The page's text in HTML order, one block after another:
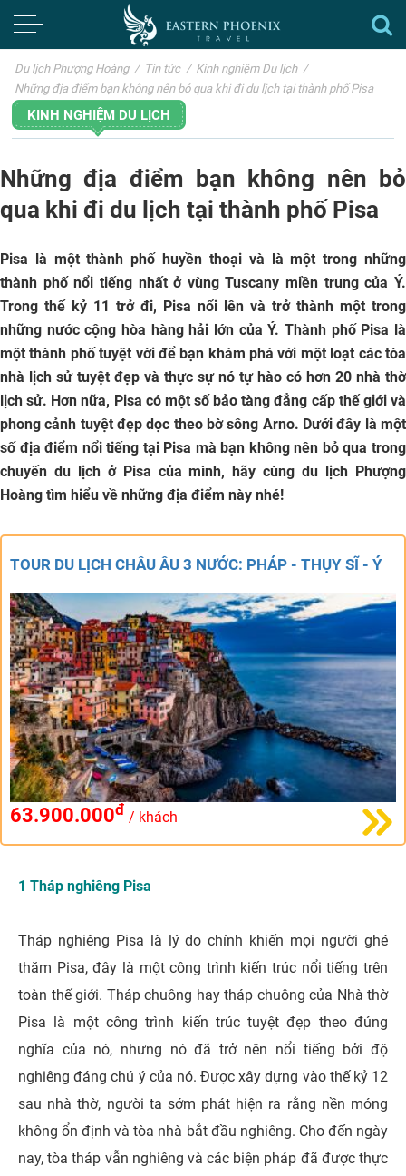
Du lịch Phượng Hoàng / Tin tức / Kinh nghiệm Du lịch /
Những địa điểm bạn không nên bỏ qua khi đi du lịch tại thành phố Pisa
KINH NGHIỆM DU LỊCH
Những địa điểm bạn không nên bỏ
qua khi đi du lịch tại thành phố Pisa
Pisa là một thành phố huyền thoại và là một trong những
thành phố nổi tiếng nhất ở vùng Tuscany miền trung của Ý.
Trong thế kỷ 11 trở đi, Pisa nổi lên và trở thành một trong
những nước cộng hòa hàng hải lớn của Ý. Thành phố Pisa là
một thành phố tuyệt vời để bạn khám phá với một loạt các tòa
nhà lịch sử tuyệt đẹp và thực sự nó tự hào có hơn 20 nhà thờ
lịch sử. Hơn nữa, Pisa có một số bảo tàng đẳng cấp thế giới và
phong cảnh tuyệt đẹp dọc theo bờ sông Arno. Dưới đây là một
số địa điểm nổi tiếng tại Pisa mà bạn không nên bỏ qua trong
chuyến du lịch ở Pisa của mình, hãy cùng du lịch Phượng
Hoàng tìm hiểu về những địa điểm này nhé!
TOUR DU LỊCH CHÂU ÂU 3 NƯỚC: PHÁP - THỤY SĨ - Ý
63.900.000đ / khách
1 Tháp nghiêng Pisa
Tháp nghiêng Pisa là lý do chính khiến mọi người ghé
thăm Pisa, đây là một công trình kiến ​​trúc nổi tiếng trên
toàn thế giới. Tháp chuông hay tháp chuông của Nhà thờ
Pisa là một công trình kiến ​​trúc tuyệt đẹp theo đúng
nghĩa của nó, nhưng nó đã trở nên nổi tiếng bởi độ
nghiêng đáng chú ý của nó. Được xây dựng vào thế kỷ 12
sau nhà thờ, người ta sớm phát hiện ra rằng nền móng
không ổn định và tòa nhà bắt đầu nghiêng. Cho đến ngày
nay, tòa tháp vẫn nghiêng và các biện pháp đã được thực